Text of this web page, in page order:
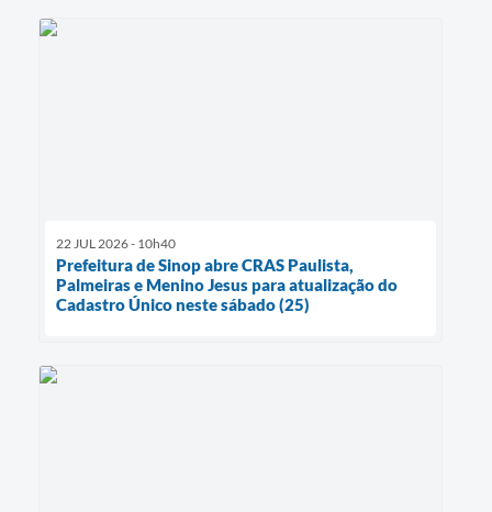
22 JUL 2026 - 10h40
Prefeitura de Sinop abre CRAS Paulista,
Palmeiras e Menino Jesus para atualização do
Cadastro Único neste sábado (25)